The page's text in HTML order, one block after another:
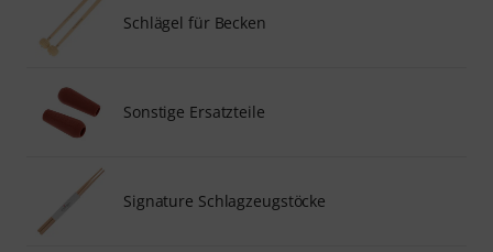
Schlägel für Becken
Sonstige Ersatzteile
Signature Schlagzeugstöcke